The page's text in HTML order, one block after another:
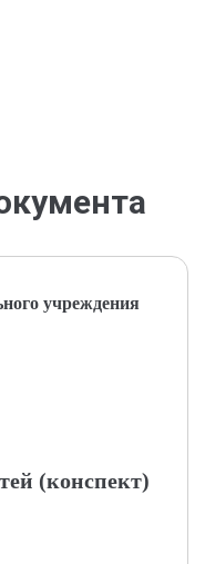
учреждения
(конспект)